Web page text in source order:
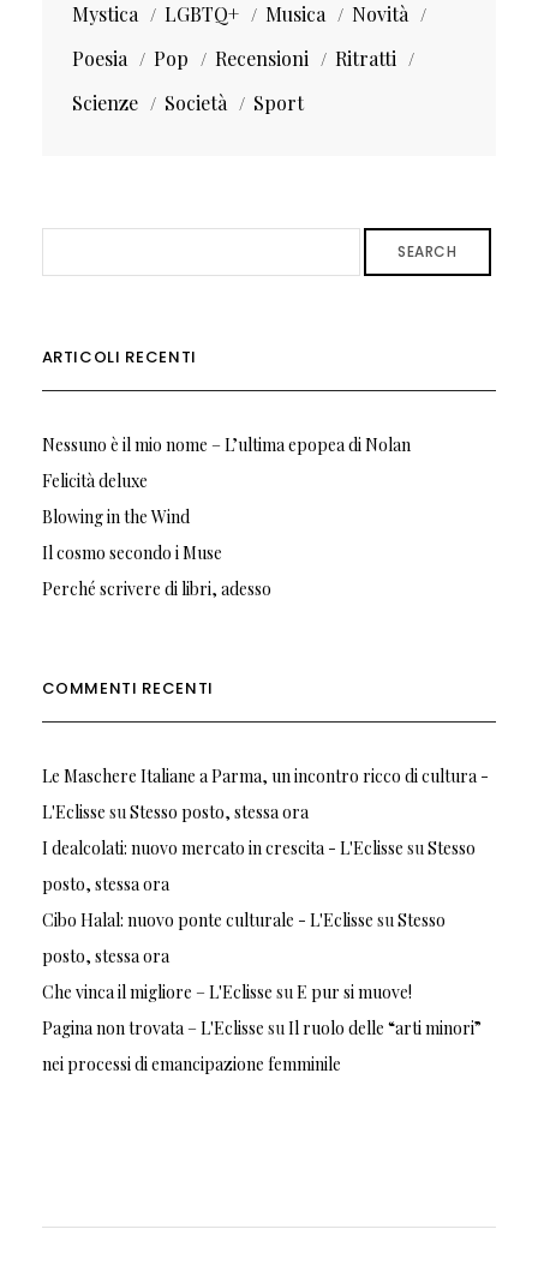
Mystica
LGBTQ+ Musica
Novità
Poesia
Pop Recensioni
Ritratti
Scienze
Società Sport
SEARCH
ARTICOLI RECENTI
Nessuno è il mio nome – L’ultima epopea di Nolan
Felicità deluxe
Blowing in the Wind
Il cosmo secondo i Muse
Perché scrivere di libri, adesso
COMMENTI RECENTI
Le Maschere Italiane a Parma, un incontro ricco di cultura -
L'Eclisse suStesso posto, stessa ora
I dealcolati: nuovo mercato in crescita - L'Eclisse suStesso
posto, stessa ora
Cibo Halal: nuovo ponte culturale - L'Eclisse suStesso
posto, stessa ora
Che vinca il migliore – L'Eclisse suE pur si muove!
Pagina non trovata – L'Eclisse suIl ruolo delle “arti minori”
nei processi di emancipazione femminile